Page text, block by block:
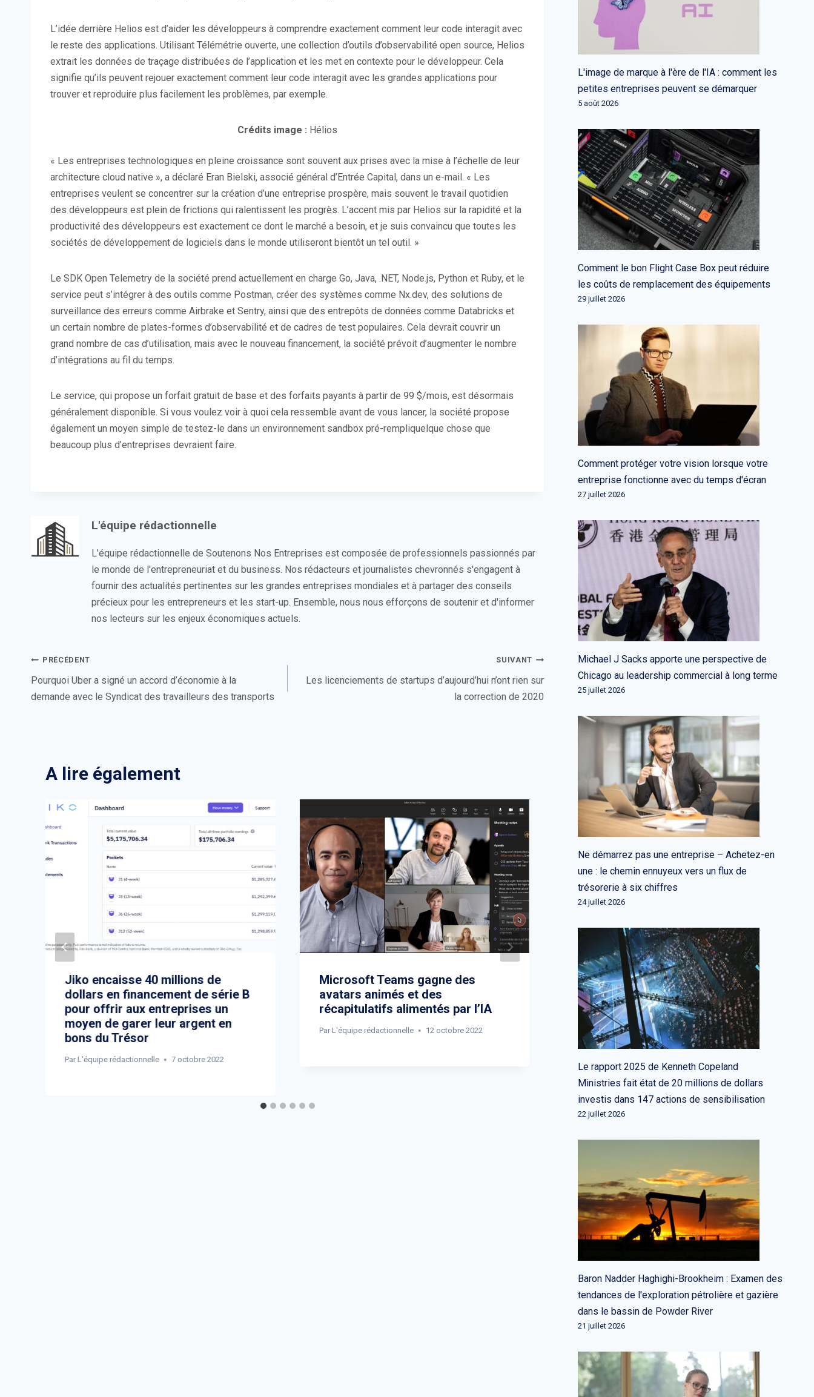
L’idée derrière Helios est d’aider les développeurs à comprendre exactement comment leur code interagit avec
le reste des applications. Utilisant Télémétrie ouverte, une collection d’outils d’observabilité open source, Helios
extrait les données de traçage distribuées de l’application et les met en contexte pour le développeur. Cela
signifie qu’ils peuvent rejouer exactement comment leur code interagit avec les grandes applications pour
trouver et reproduire plus facilement les problèmes, par exemple.
Crédits image : Hélios
« Les entreprises technologiques en pleine croissance sont souvent aux prises avec la mise à l’échelle de leur
architecture cloud native », a déclaré Eran Bielski, associé général d’Entrée Capital, dans un e-mail. « Les
entreprises veulent se concentrer sur la création d’une entreprise prospère, mais souvent le travail quotidien
des développeurs est plein de frictions qui ralentissent les progrès. L’accent mis par Helios sur la rapidité et la
productivité des développeurs est exactement ce dont le marché a besoin, et je suis convaincu que toutes les
sociétés de développement de logiciels dans le monde utiliseront bientôt un tel outil. »
Le SDK Open Telemetry de la société prend actuellement en charge Go, Java, .NET, Node.js, Python et Ruby, et le
service peut s’intégrer à des outils comme Postman, créer des systèmes comme Nx.dev, des solutions de
surveillance des erreurs comme Airbrake et Sentry, ainsi que des entrepôts de données comme Databricks et
un certain nombre de plates-formes d’observabilité et de cadres de test populaires. Cela devrait couvrir un
grand nombre de cas d’utilisation, mais avec le nouveau financement, la société prévoit d’augmenter le nombre
d’intégrations au fil du temps.
Le service, qui propose un forfait gratuit de base et des forfaits payants à partir de 99 $/mois, est désormais
généralement disponible. Si vous voulez voir à quoi cela ressemble avant de vous lancer, la société propose
également un moyen simple de testez-le dans un environnement sandbox pré-rempliquelque chose que
beaucoup plus d’entreprises devraient faire.
L'équipe rédactionnelle
L'équipe rédactionnelle de Soutenons Nos Entreprises est composée de professionnels passionnés par
le monde de l'entrepreneuriat et du business. Nos rédacteurs et journalistes chevronnés s'engagent à
fournir des actualités pertinentes sur les grandes entreprises mondiales et à partager des conseils
précieux pour les entrepreneurs et les start-up. Ensemble, nous nous efforçons de soutenir et d'informer
nos lecteurs sur les enjeux économiques actuels.
Navigation
de
PRÉCÉDENT
Pourquoi Uber a signé un accord d’économie à la
demande avec le Syndicat des travailleurs des transports
SUIVANT
Les licenciements de startups d’aujourd’hui n’ont rien sur
la correction de 2020
A lire également
Jiko encaisse 40 millions de
dollars en financement de série B
pour offrir aux entreprises un
moyen de garer leur argent en
bons du Trésor
Par L'équipe rédactionnelle 7 octobre 2022
Microsoft Teams gagne des
avatars animés et des
récapitulatifs alimentés par l’IA
Par L'équipe rédactionnelle 12 octobre 2022
Daily Crunch : le PSG et Battery
Ventures investissent 100 millions
de dollars dans le gestionnaire de
mots de passe open source
Bitwarden
L'image de marque à l'ère de l'IA : comment les
petites entreprises peuvent se démarquer
5 août 2026
Comment le bon Flight Case Box peut réduire
les coûts de remplacement des équipements
29 juillet 2026
Comment protéger votre vision lorsque votre
entreprise fonctionne avec du temps d'écran
27 juillet 2026
Michael J Sacks apporte une perspective de
Chicago au leadership commercial à long terme
25 juillet 2026
Ne démarrez pas une entreprise – Achetez-en
une : le chemin ennuyeux vers un flux de
trésorerie à six chiffres
24 juillet 2026
Le rapport 2025 de Kenneth Copeland
Ministries fait état de 20 millions de dollars
investis dans 147 actions de sensibilisation
22 juillet 2026
Baron Nadder Haghighi-Brookheim : Examen des
tendances de l'exploration pétrolière et gazière
dans le bassin de Powder River
21 juillet 2026